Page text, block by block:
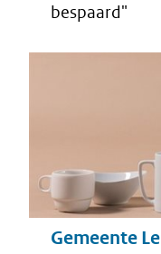
bespaard"
Gemeente